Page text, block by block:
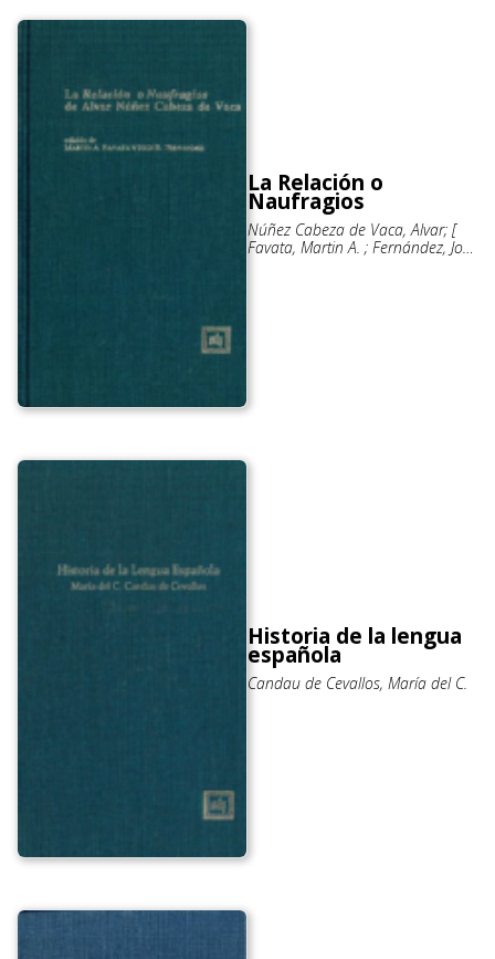
La Relación o
Naufragios
Núñez Cabeza de Vaca, Alvar; [
Favata, Martin A. ; Fernández, José
Historia de la lengua
española
Candau de Cevallos, María del C.